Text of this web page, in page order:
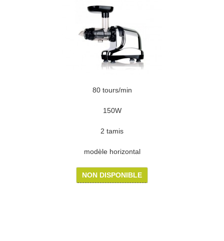
80 tours/min
150W
2 tamis
modèle horizontal
NON DISPONIBLE